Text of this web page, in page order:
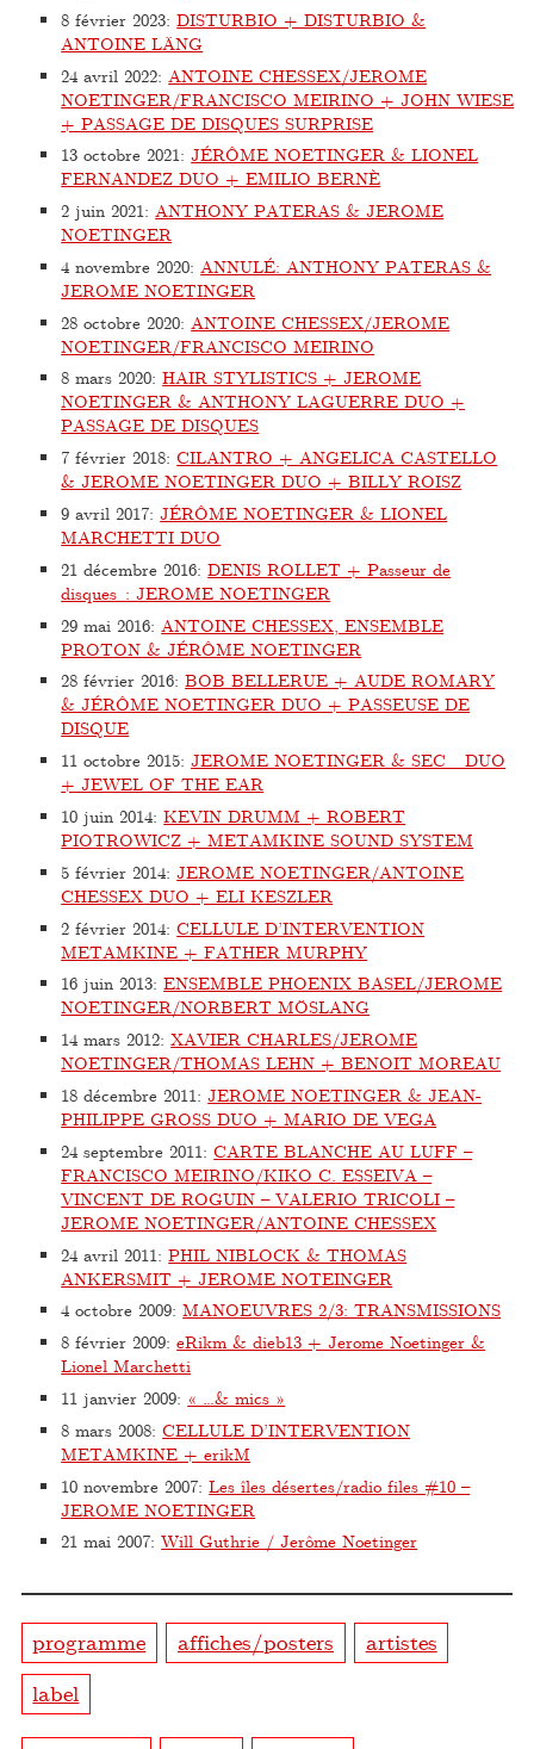
8 février 2023:DISTURBIO + DISTURBIO &
ANTOINE LÄNG
24 avril 2022: ANTOINE CHESSEX/JEROME
NOETINGER/FRANCISCO MEIRINO + JOHN WIESE
+ PASSAGE DE DISQUES SURPRISE
13 octobre 2021:JÉRÔME NOETINGER & LIONEL
FERNANDEZ DUO + EMILIO BERNÈ
2 juin 2021:ANTHONY PATERAS & JEROME
NOETINGER
4 novembre 2020:ANNULÉ: ANTHONY PATERAS &
JEROME NOETINGER
28 octobre 2020: ANTOINE CHESSEX/JEROME
NOETINGER/FRANCISCO MEIRINO
8 mars 2020:HAIR STYLISTICS + JEROME
NOETINGER & ANTHONY LAGUERRE DUO +
PASSAGE DE DISQUES
7 février 2018:CILANTRO + ANGELICA CASTELLO
& JEROME NOETINGER DUO + BILLY ROISZ
9 avril 2017:JÉRÔME NOETINGER & LIONEL
MARCHETTI DUO
21 décembre 2016:DENIS ROLLET + Passeur de
disques : JEROME NOETINGER
29 mai 2016: ANTOINE CHESSEX, ENSEMBLE
PROTON & JÉRÔME NOETINGER
28 février 2016:BOB BELLERUE + AUDE ROMARY
& JÉRÔME NOETINGER DUO + PASSEUSE DE
DISQUE
11 octobre 2015:JEROME NOETINGER & SEC_ DUO
+ JEWEL OF THE EAR
10 juin 2014:KEVIN DRUMM + ROBERT
PIOTROWICZ + METAMKINE SOUND SYSTEM
5 février 2014:JEROME NOETINGER/ANTOINE
CHESSEX DUO + ELI KESZLER
2 février 2014:CELLULE D’INTERVENTION
METAMKINE + FATHER MURPHY
16 juin 2013:ENSEMBLE PHOENIX BASEL/JEROME
NOETINGER/NORBERT MÖSLANG
14 mars 2012:XAVIER CHARLES/JEROME
NOETINGER/THOMAS LEHN + BENOIT MOREAU
18 décembre 2011:JEROME NOETINGER & JEAN-
PHILIPPE GROSS DUO + MARIO DE VEGA
24 septembre 2011:CARTE BLANCHE AU LUFF –
FRANCISCO MEIRINO/KIKO C. ESSEIVA –
VINCENT DE ROGUIN – VALERIO TRICOLI –
JEROME NOETINGER/ANTOINE CHESSEX
24 avril 2011:PHIL NIBLOCK & THOMAS
ANKERSMIT + JEROME NOTEINGER
4 octobre 2009:MANOEUVRES 2/3: TRANSMISSIONS
8 février 2009:eRikm & dieb13 + Jerome Noetinger &
Lionel Marchetti
11 janvier 2009: « …& mics »
8 mars 2008:CELLULE D’INTERVENTION
METAMKINE + erikM
10 novembre 2007:Les îles désertes/radio files #10 –
JEROME NOETINGER
21 mai 2007:Will Guthrie / Jerôme Noetinger
programme affiches/posters
artistes
label